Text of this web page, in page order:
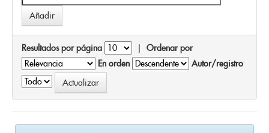
Resultados por página | Ordenar por
En orden
Autor/registro